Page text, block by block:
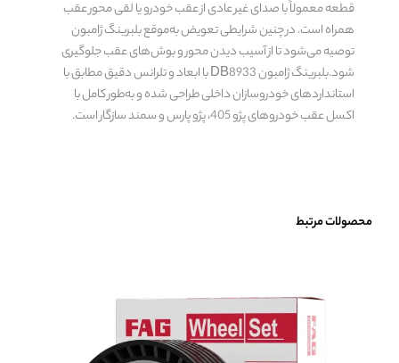
قطعه معمولاً با صدای غیر عادی از عقب خودرو یا لقی محور عقب
همراه است. در چنین شرایطی تعویض به‌موقع بلبرینگ ژامبون
توصیه می‌شود تا از آسیب دیدن محور و بوش‌های عقب جلوگیری
شود.بلبرینگ ژامبون DB8933 با ابعاد و تلرانس دقیق مطابق با
استانداردهای خودروسازان داخلی طراحی شده و به‌طور کامل با
اکسل عقب خودروهای پژو 405، پژو پارس و سمند سازگار است.
محصولات مرتبط